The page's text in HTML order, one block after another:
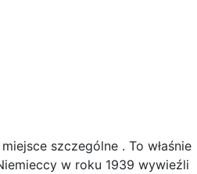
szczególne . To właśnie
w roku 1939 wywieźli